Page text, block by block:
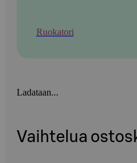
Ruokatori
Ladataan...
Vaihtelua